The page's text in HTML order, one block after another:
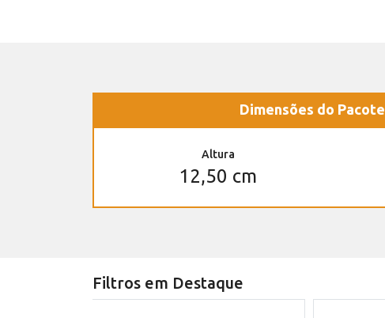
Dimensões do Pacote
Altura
12,50 cm
Filtros em Destaque